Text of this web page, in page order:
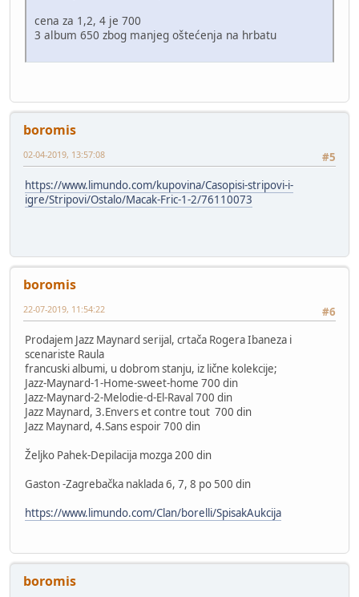
cena za 1,2, 4 je 700
3 album 650 zbog manjeg oštećenja na hrbatu
boromis
#5
02-04-2019, 13:57:08
https://www.limundo.com/kupovina/Casopisi-stripovi-i-
igre/Stripovi/Ostalo/Macak-Fric-1-2/76110073
boromis
#6
22-07-2019, 11:54:22
Prodajem Jazz Maynard serijal, crtača Rogera Ibaneza i
scenariste Raula
francuski albumi, u dobrom stanju, iz lične kolekcije;
Jazz-Maynard-1-Home-sweet-home 700 din
Jazz-Maynard-2-Melodie-d-El-Raval 700 din
Jazz Maynard, 3.Envers et contre tout 700 din
Jazz Maynard, 4.Sans espoir 700 din
Željko Pahek-Depilacija mozga 200 din
Gaston -Zagrebačka naklada 6, 7, 8 po 500 din
https://www.limundo.com/Clan/borelli/SpisakAukcija
boromis